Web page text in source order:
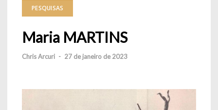
PESQUISAS
Maria MARTINS
Chris Arcuri - 27 de janeiro de 2023